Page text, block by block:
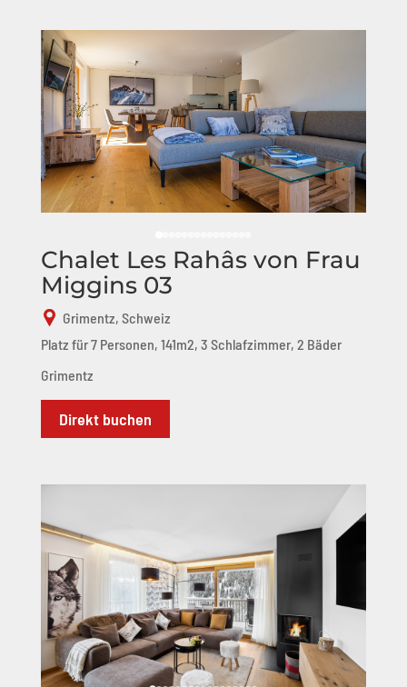
Chalet Les Rahâs von Frau
Miggins 03
Grimentz, Schweiz
Platz für 7 Personen, 141m2, 3 Schlafzimmer, 2 Bäder
Grimentz
Direkt buchen